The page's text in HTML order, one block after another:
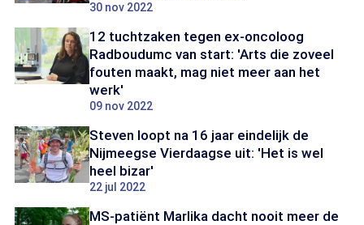
30 nov 2022
12 tuchtzaken tegen ex-oncoloog
Radboudumc van start: 'Arts die zoveel
fouten maakt, mag niet meer aan het
werk'
09 nov 2022
Steven loopt na 16 jaar eindelijk de
Nijmeegse Vierdaagse uit: 'Het is wel
heel bizar'
22 jul 2022
MS-patiënt Marlika dacht nooit meer de